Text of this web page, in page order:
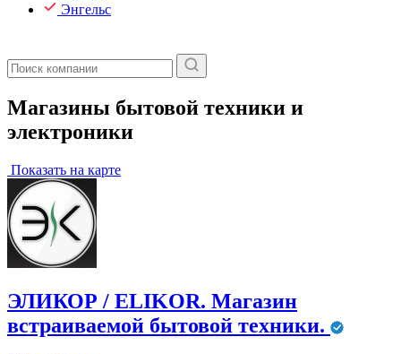
Энгельс
Магазины бытовой техники и
электроники
Показать на карте
ЭЛИКОР / ELIKOR. Магазин
встраиваемой бытовой техники.